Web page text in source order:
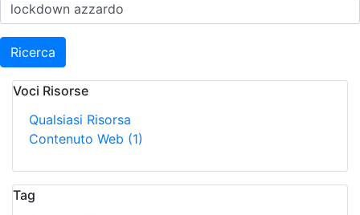
Ricerca
Voci Risorse
Qualsiasi Risorsa
Contenuto Web (1)
Tag